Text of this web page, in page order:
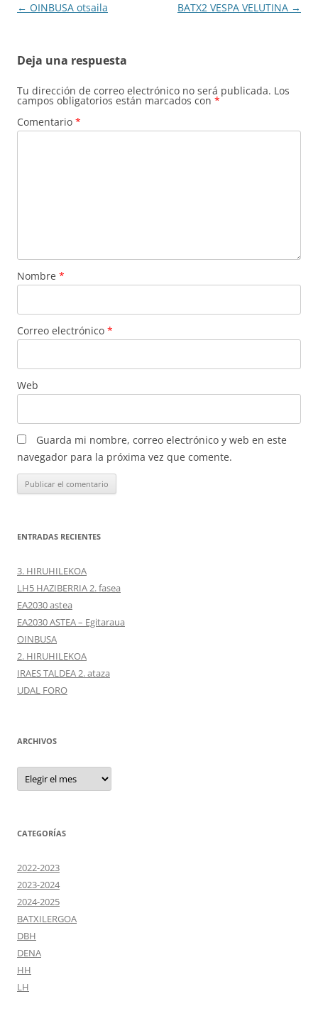
Navegación
← OINBUSA otsaila BATX2 VESPA VELUTINA →
Deja una respuesta
Tu dirección de correo electrónico no será publicada. Los
campos obligatorios están marcados con *
Comentario *
Nombre *
Correo electrónico *
Web
Guarda mi nombre, correo electrónico y web en este
navegador para la próxima vez que comente.
ENTRADAS RECIENTES
3. HIRUHILEKOA
LH5 HAZIBERRIA 2. fasea
EA2030 astea
EA2030 ASTEA – Egitaraua
OINBUSA
2. HIRUHILEKOA
IRAES TALDEA 2. ataza
UDAL FORO
ARCHIVOS
Archivos
CATEGORÍAS
2022-2023
2023-2024
2024-2025
BATXILERGOA
DBH
DENA
HH
LH